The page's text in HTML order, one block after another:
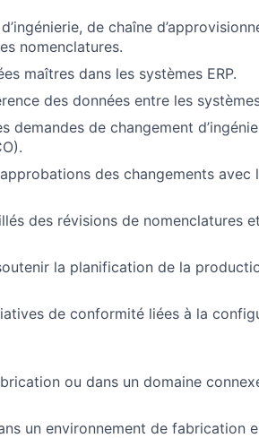
de chaîne
nomenclatures.
maîtres dans les systèmes ERP.
des données entre les
demandes de changement
des changements avec
des révisions de nomenclatures
la planification de la
de conformité liées à la
ou dans un domaine
un environnement de fabrication